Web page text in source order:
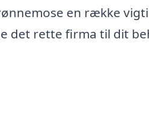
en række
det rette firma til dit